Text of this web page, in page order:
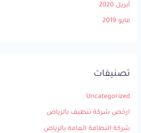
أبريل 2020
مايو 2019
تصنيفات
Uncategorized
ارخص شركة تنظيف بالرياض
شركة النظافة العامة بالرياض